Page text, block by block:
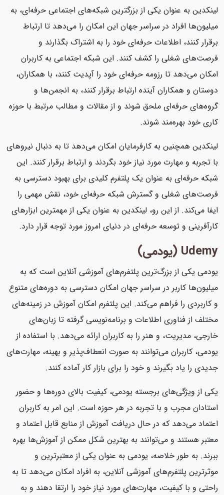
لینکدین به عنوان یکی از بزرگترین شبکه‌های اجتماعی حرفه‌ای، به
میلیون‌ها افراد در سراسر جهان این امکان را می‌دهد تا ارتباط
برقرار کنند، اطلاعات حرفه‌ای خود را به اشتراک بگذارند و
فرصت‌های شغلی را کشف کنند. این شبکه اجتماعی به کاربران
امکان می‌دهد تا رزومه حرفه‌ای خود را آپدیت کنند، با همکاران،
دوستان و همکاران آینده ارتباط برقرار کنند، به انجمن‌ها و
گروه‌های حرفه‌ای ملحق شوند و از مقالات و مطالب مرتبط با حوزه
کاری خود بهره‌مند شوند.
لینکدین همچنین به کارفرمایان امکان می‌دهد تا به دنبال نیروهای
با تجربه و مهارت مورد نیاز خود بگردند و ارتباط برقرار کنند. این
شبکه حرفه‌ای به عنوان یک پلتفرم کلیدی برای بهبود دسترسی به
فرصت‌های شغلی و گسترش شبکه حرفه‌ای خود، نقش مهمی را
ایفا می‌کند. از این رو، لینکدین به عنوان یکی از مهمترین ابزارهای
کارآفرینی و توسعه حرفه‌ای در دنیای امروز مورد توجه قرار دارد.
Udemy (یودمی)
یودمی یکی از بزرگ‌ترین پلتفرم‌های آموزشی آنلاین است که به
میلیون‌ها کاربر در سراسر جهان امکان دسترسی به دوره‌های متنوع
و کاربردی را فراهم می‌کند. این پلتفرم امکان آموزش در زمینه‌های
مختلف از فناوری اطلاعات و برنامه‌نویسی گرفته تا زبان‌های
خارجی، مدیریت، و هنر را به کاربران ارائه می‌دهد. با استفاده از
یودمی، کاربران می‌توانند به صورت انعطاف‌پذیر و بهینه، مهارت‌های
جدیدی را یاد بگیرند و خود را برای بازار کار آماده کنند.
یکی از ویژگی‌های برجسته یودمی، کیفیت بالای دوره‌ها و حضور
استادان مجرب و با تجربه در هر حوزه است. این امر به کاربران
اعتماد می‌دهد که در حال دریافت آموزش از منابع قابل اعتماد و
معتبر هستند و می‌توانند به بهترین شکل ممکن از آموزش‌ها بهره
ببرند. به طور خلاصه، یودمی به عنوان یکی از معتبرترین و
موثرترین پلتفرم‌های آموزشی آنلاین، به افراد امکان می‌دهد تا به
راحتی و با کیفیت، مهارت‌های مورد نیاز خود را ارتقا دهند و به